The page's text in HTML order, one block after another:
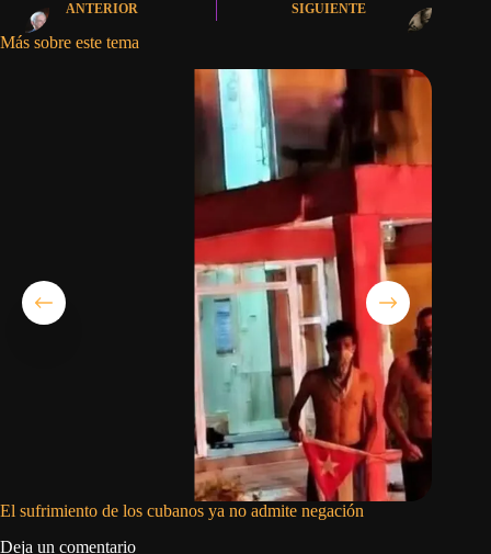
ANTERIOR SIGUIENTE
Más sobre este tema
El sufrimiento de los cubanos ya no admite negación
Deja un comentario